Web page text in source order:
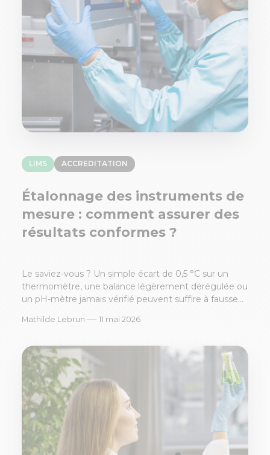
LIMS ACCREDITATION
Étalonnage des instruments de
mesure : comment assurer des
résultats conformes ?
Le saviez-vous ? Un simple écart de 0,5 °C sur un
thermomètre, une balance légèrement dérégulée ou
un pH-mètre jamais vérifié peuvent suffire à fausse...
Mathilde Lebrun — 11 mai 2026